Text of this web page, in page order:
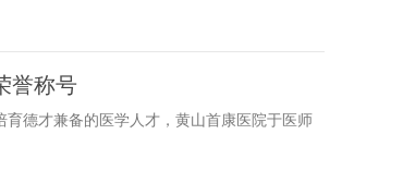
誉称号
育德才兼备的医学人才，黄山首康医院于医师